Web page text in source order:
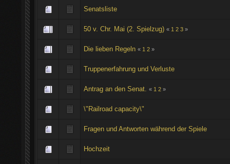
Senatsliste
50 v. Chr. Mai (2. Spielzug) « 1 2 3 »
Die lieben Regeln « 1 2 »
Truppenerfahrung und Verluste
Antrag an den Senat. « 1 2 »
\"Railroad capacity\"
Fragen und Antworten während der Spiele
Hochzeit